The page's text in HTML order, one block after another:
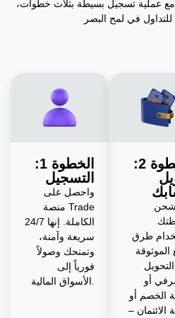
مع عملية تسجيل بسيطة بثلاث خطوات،
الخطوة 1:
التسجيل
واحصل على
منصة Trade
24/7 الكاملة. إنها
سريعة وآمنة،
وتمنحك وصولاً
فورياً إلى
الأسواق المالية.
الخطوة 2:
طرق
الموثوقة
أو
الخصم أو
الائتمان –